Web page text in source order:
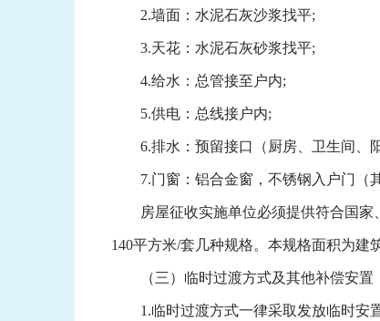
2.墙面：水泥石灰沙浆找平;
3.天花：水泥石灰砂浆找平;
4.给水：总管接至户内;
5.供电：总线接户内;
6.排水：预留接口（厨房、卫生间、
7.门窗：铝合金窗，不锈钢入户门（其
房屋征收实施单位必须提供符合国家
140平方米/套几种规格。本规格面积为建
（三）临时过渡方式及其他补偿安置
1.临时过渡方式一律采取发放临时安置